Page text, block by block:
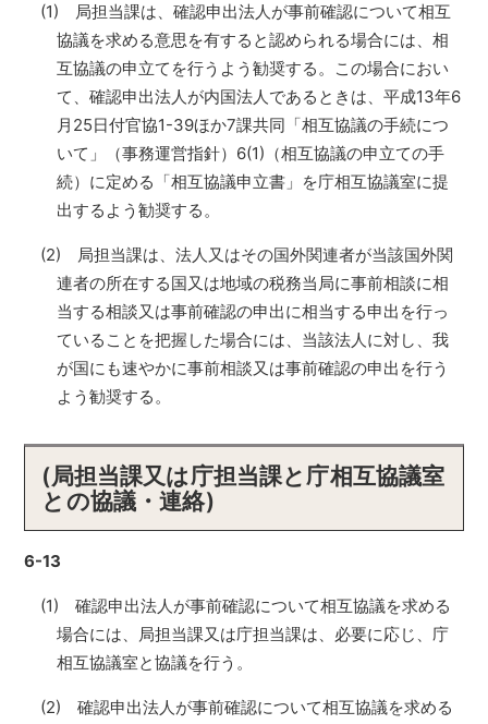
(1) 局担当課は、確認申出法人が事前確認について相互
協議を求める意思を有すると認められる場合には、相
互協議の申立てを行うよう勧奨する。この場合におい
て、確認申出法人が内国法人であるときは、平成13年6
月25日付官協1-39ほか7課共同「相互協議の手続につ
いて」（事務運営指針）6(1)（相互協議の申立ての手
続）に定める「相互協議申立書」を庁相互協議室に提
出するよう勧奨する。
(2) 局担当課は、法人又はその国外関連者が当該国外関
連者の所在する国又は地域の税務当局に事前相談に相
当する相談又は事前確認の申出に相当する申出を行っ
ていることを把握した場合には、当該法人に対し、我
が国にも速やかに事前相談又は事前確認の申出を行う
よう勧奨する。
(局担当課又は庁担当課と庁相互協議室
との協議・連絡)
6-13
(1) 確認申出法人が事前確認について相互協議を求める
場合には、局担当課又は庁担当課は、必要に応じ、庁
相互協議室と協議を行う。
(2) 確認申出法人が事前確認について相互協議を求める